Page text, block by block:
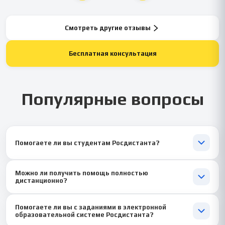
Смотреть другие отзывы
Бесплатная консультация
Популярные вопросы
Помогаете ли вы студентам Росдистанта?
помогаем с дипломными, курсовыми, практикой, тестами и
другими учебными заданиями с учетом требований
университета.
Можно ли получить помощь полностью
дистанционно?
консультации и готовые материалы вы получаете удаленно,
независимо от вашего города.
Помогаете ли вы с заданиями в электронной
образовательной системе Росдистанта?